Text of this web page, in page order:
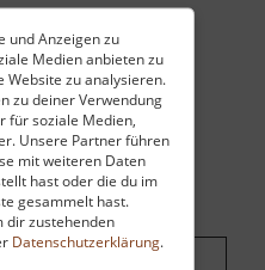
und Anzeigen zu
Medien anbieten zu
Website zu analysieren.
zu deiner Verwendung
für soziale Medien,
Unsere Partner führen
mit weiteren Daten
hast oder die du im
gesammelt hast.
dir zustehenden
Datenschutzerklärung.